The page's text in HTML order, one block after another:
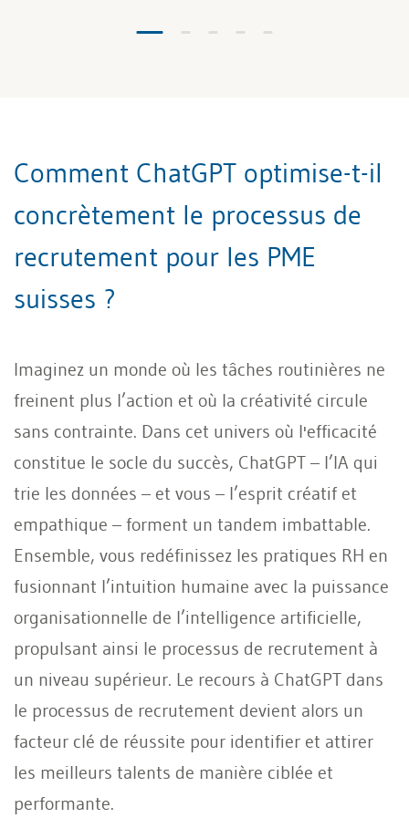
Comment ChatGPT optimise-t-il
concrètement le processus de
recrutement pour les PME
suisses ?
Imaginez un monde où les tâches routinières ne
freinent plus l’action et où la créativité circule
sans contrainte. Dans cet univers où l'efficacité
constitue le socle du succès, ChatGPT – l’IA qui
trie les données – et vous – l’esprit créatif et
empathique – forment un tandem imbattable.
Ensemble, vous redéfinissez les pratiques RH en
fusionnant l’intuition humaine avec la puissance
organisationnelle de l’intelligence artificielle,
propulsant ainsi le processus de recrutement à
un niveau supérieur. Le recours à ChatGPT dans
le processus de recrutement devient alors un
facteur clé de réussite pour identifier et attirer
les meilleurs talents de manière ciblée et
performante.